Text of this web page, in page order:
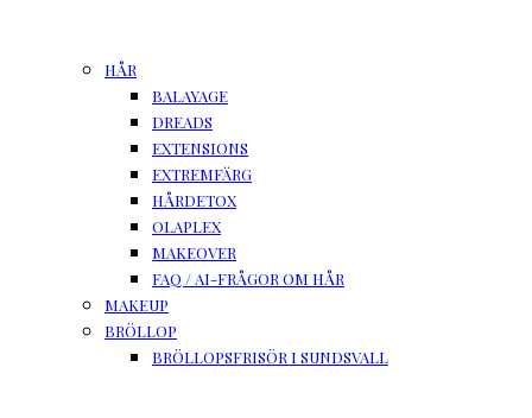
HÅR
BALAYAGE
DREADS
EXTENSIONS
EXTREMFÄRG
HÅRDETOX
OLAPLEX
MAKEOVER
FAQ / AI-FRÅGOR OM HÅR
MAKEUP
BRÖLLOP
BRÖLLOPSFRISÖR I SUNDSVALL